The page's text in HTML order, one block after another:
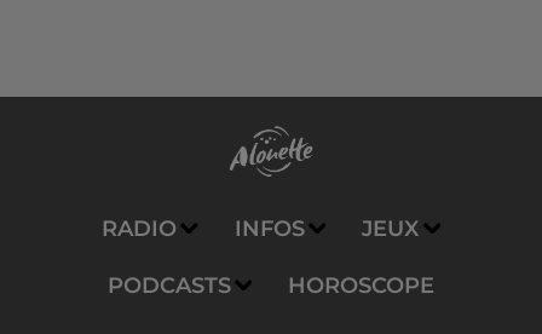
RADIO INFOS JEUX
PODCASTS HOROSCOPE